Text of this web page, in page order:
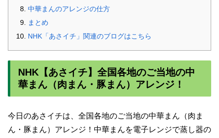
中華まんのアレンジの仕方
まとめ
NHK「あさイチ」関連のブログはこちら
NHK【あさイチ】全国各地のご当地の中
華まん（肉まん・豚まん）アレンジ！
今日のあさイチは、全国各地のご当地の中華まん（肉ま
ん・豚まん）アレンジ！中華まんを電子レンジで蒸し器の